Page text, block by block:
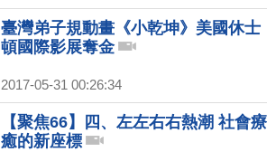
臺灣弟子規動畫《小乾坤》美國休士
頓國際影展奪金
2017-05-31 00:26:34
【聚焦66】四、左左右右熱潮 社會療
癒的新座標